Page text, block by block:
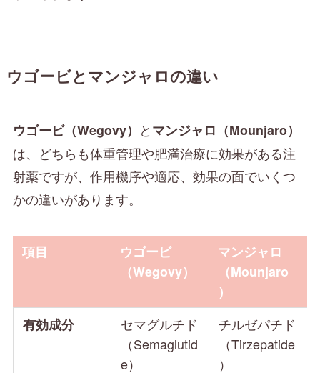
ウゴービとマンジャロの違い
ウゴービ（Wegovy） とマンジャロ（Mounjaro）
は、どちらも体重管理や肥満治療に効果がある注
射薬ですが、作用機序や適応、効果の面でいくつ
かの違いがあります。
項目
ウゴービ
（Wegovy）
マンジャロ
（Mounjaro
）
有効成分
セマグルチド
（Semaglutid
e）
チルゼパチド
（Tirzepatide
）